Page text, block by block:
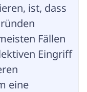
ist, dass
Fällen
Eingriff
eine